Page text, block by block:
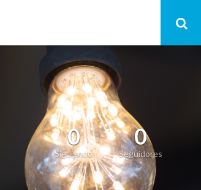
0
Siguiendo
0
Seguidores